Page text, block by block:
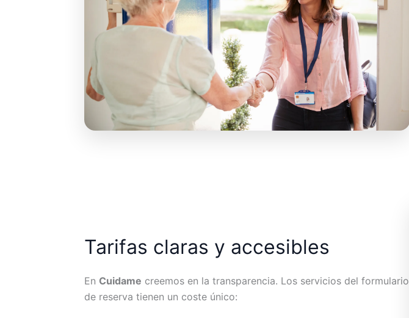
Tarifas claras y accesibles
En Cuidame creemos en la transparencia. Los servicios del formulario
de reserva tienen un coste único: